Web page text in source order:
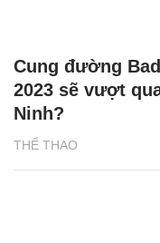
THỂ THAO
Cung đường
2023 sẽ vượt
Ninh?